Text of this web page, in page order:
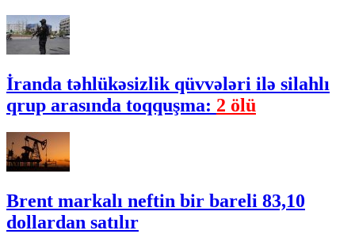
İranda təhlükəsizlik qüvvələri ilə silahlı
qrup arasında toqquşma: 2 ölü
Brent markalı neftin bir bareli 83,10
dollardan satılır